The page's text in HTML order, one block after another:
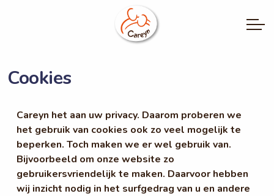
Cookies
Careyn het aan uw privacy. Daarom proberen we
het gebruik van cookies ook zo veel mogelijk te
beperken. Toch maken we er wel gebruik van.
Bijvoorbeeld om onze website zo
gebruikersvriendelijk te maken. Daarvoor hebben
wij inzicht nodig in het surfgedrag van u en andere